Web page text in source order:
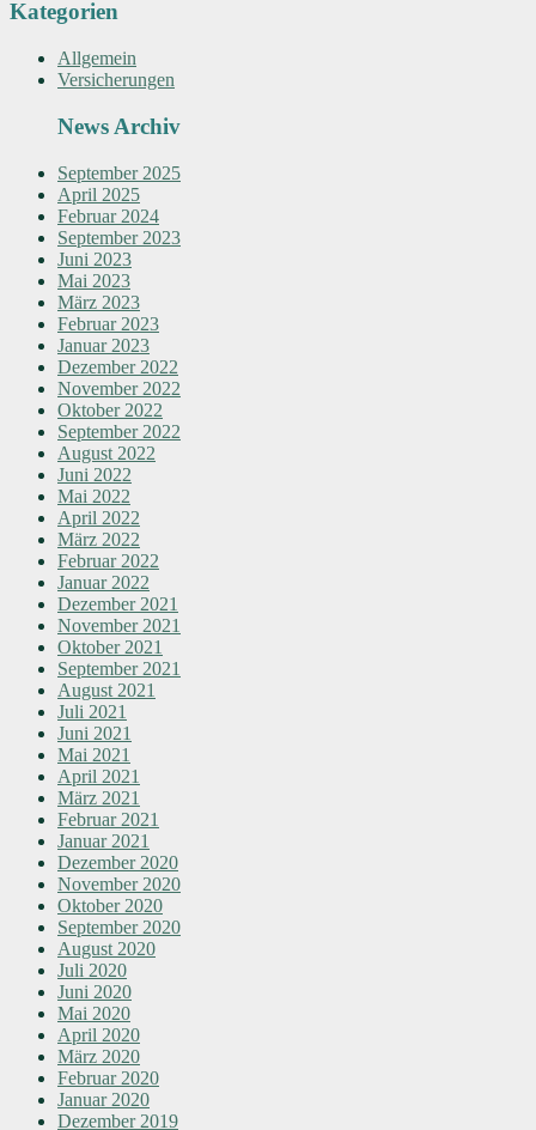
Kategorien
Allgemein
Versicherungen
News Archiv
September 2025
April 2025
Februar 2024
September 2023
Juni 2023
Mai 2023
März 2023
Februar 2023
Januar 2023
Dezember 2022
November 2022
Oktober 2022
September 2022
August 2022
Juni 2022
Mai 2022
April 2022
März 2022
Februar 2022
Januar 2022
Dezember 2021
November 2021
Oktober 2021
September 2021
August 2021
Juli 2021
Juni 2021
Mai 2021
April 2021
März 2021
Februar 2021
Januar 2021
Dezember 2020
November 2020
Oktober 2020
September 2020
August 2020
Juli 2020
Juni 2020
Mai 2020
April 2020
März 2020
Februar 2020
Januar 2020
Dezember 2019